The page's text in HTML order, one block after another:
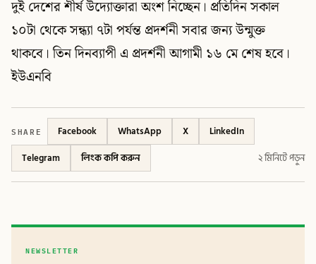
দুই দেশের শীর্ষ উদ্যোক্তারা অংশ নিচ্ছেন। প্রতিদিন সকাল
১০টা থেকে সন্ধ্যা ৭টা পর্যন্ত প্রদর্শনী সবার জন্য উন্মুক্ত
থাকবে। তিন দিনব্যাপী এ প্রদর্শনী আগামী ১৬ মে শেষ হবে।
ইউএনবি
SHARE Facebook WhatsApp X
LinkedIn
Telegram
লিংক কপি করুন ২ মিনিটে পড়ুন
NEWSLETTER